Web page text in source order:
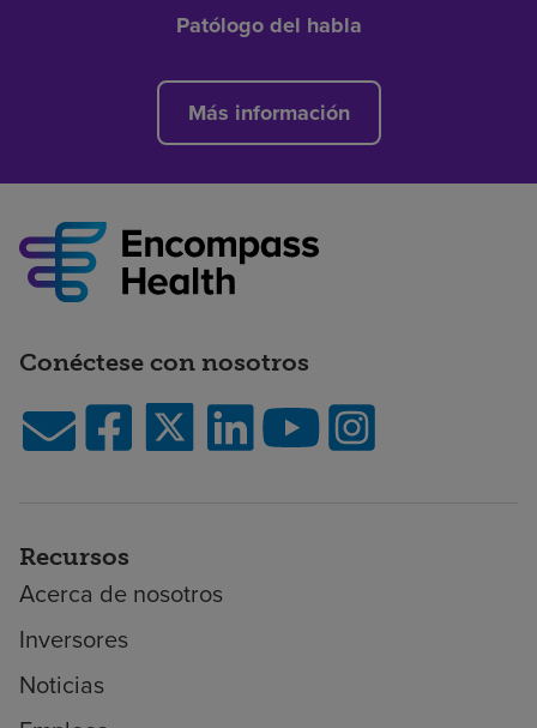
Patólogo del habla
Más información
Conéctese con nosotros
Recursos
Acerca de nosotros
Inversores
Noticias